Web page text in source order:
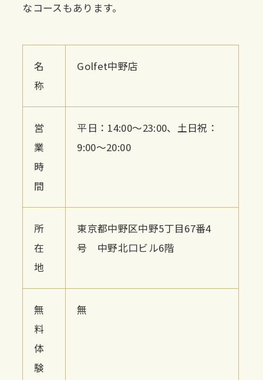
なコースもあります。
名
称
Golfet中野店
営
業
時
間
平日：14:00〜23:00、土日祝：
9:00〜20:00
所
在
地
東京都中野区中野5丁目67番4
号 中野北口ビル6階
無
料
体
験
無